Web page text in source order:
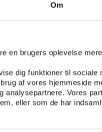
Om
en brugers oplevelse mere
dig funktioner til sociale
af vores hjemmeside
analysepartnere. Vores
eller som de har
og Dansk Softball
eller
er den idrætsfaglige